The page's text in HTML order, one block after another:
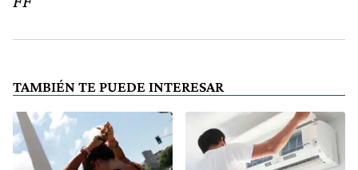
TAMBIÉN TE PUEDE INTERESAR